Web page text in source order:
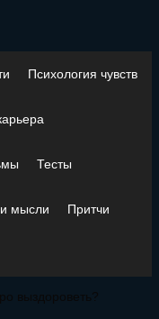
Психология чувств
Тесты
мысли Притчи
выздороветь?